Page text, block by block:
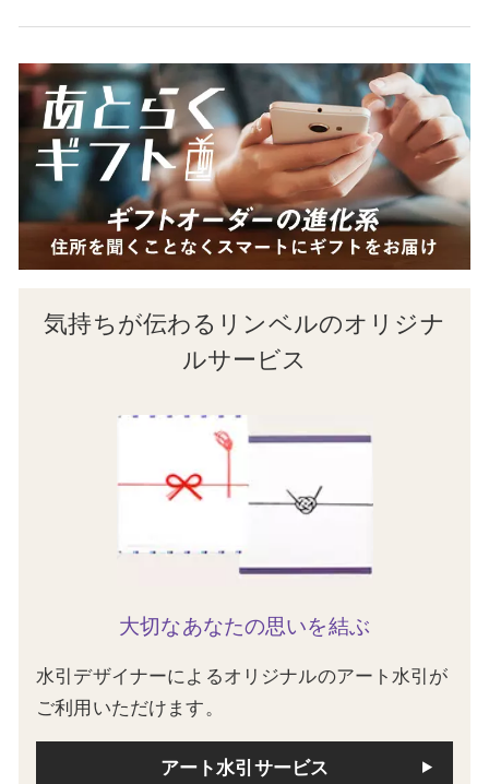
気持ちが伝わるリンベルのオリジナ
ルサービス
大切なあなたの思いを結ぶ
水引デザイナーによるオリジナルのアート水引が
ご利用いただけます。
アート水引サービス